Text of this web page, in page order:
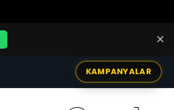
✕
KAMPANYALAR